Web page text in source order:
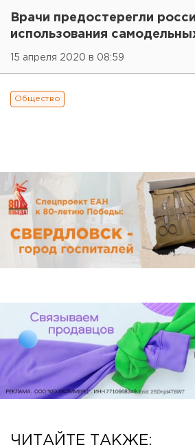
Врачи предостерегли
использования
15 апреля 2020 в 08:59
Общество
ЧИТАЙТЕ ТАКЖЕ: